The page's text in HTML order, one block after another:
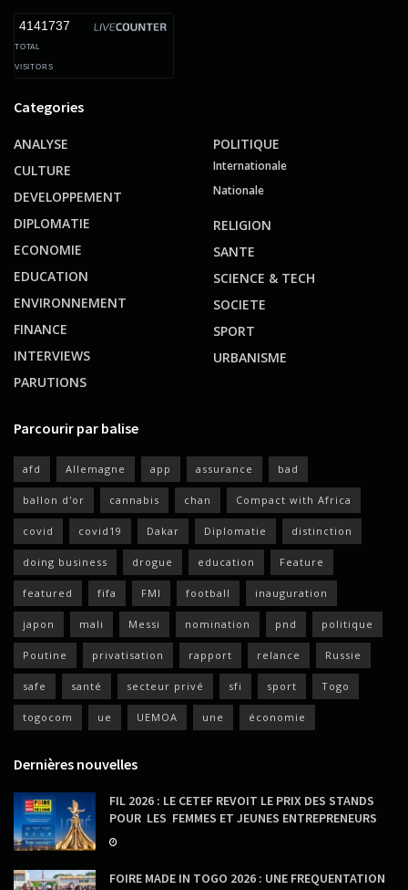
4141737
TOTAL
VISITORS
Categories
ANALYSE
CULTURE
DEVELOPPEMENT
DIPLOMATIE
ECONOMIE
EDUCATION
ENVIRONNEMENT
FINANCE
INTERVIEWS
PARUTIONS
POLITIQUE
Internationale
Nationale
RELIGION
SANTE
SCIENCE & TECH
SOCIETE
SPORT
URBANISME
Parcourir par balise
afd Allemagne app assurance bad
ballon d'or cannabis chan Compact with Africa
covid covid19 Dakar Diplomatie distinction
doing business drogue education Feature
featured fifa FMI football inauguration
japon mali Messi nomination pnd politique
Poutine privatisation rapport relance Russie
safe santé secteur privé sfi sport Togo
togocom ue UEMOA une économie
Dernières nouvelles
FIL 2026 : LE CETEF REVOIT LE PRIX DES STANDS
POUR LES FEMMES ET JEUNES ENTREPRENEURS
FOIRE MADE IN TOGO 2026 : UNE FREQUENTATION